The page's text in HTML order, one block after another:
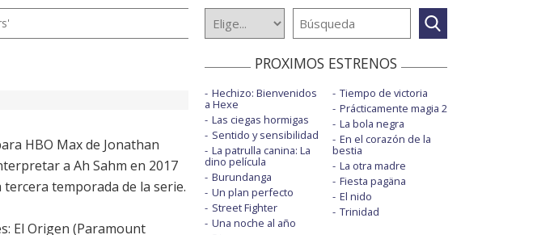
HBO Max de Jonathan
a Ah Sahm en 2017
temporada de la serie.
El Origen (Paramount
PROXIMOS ESTRENOS
Hechizo: Bienvenidos
a Hexe
Las ciegas hormigas
Sentido y sensibilidad
La patrulla canina: La
dino película
Burundanga
Un plan perfecto
Street Fighter
Una noche al año
Tiempo de victoria
Prácticamente magia 2
La bola negra
En el corazón de la
bestia
La otra madre
Fiesta pagäna
El nido
Trinidad